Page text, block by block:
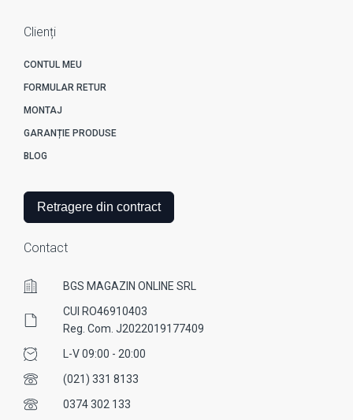
Clienți
CONTUL MEU
FORMULAR RETUR
MONTAJ
GARANȚIE PRODUSE
BLOG
Retragere din contract
Contact
BGS MAGAZIN ONLINE SRL
CUI RO46910403
Reg. Com. J2022019177409
L-V 09:00 - 20:00
(021) 331 8133
0374 302 133